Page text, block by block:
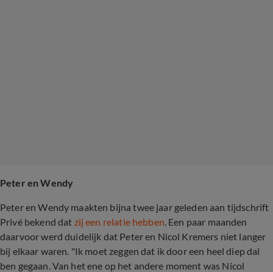
Peter en Wendy
Peter en Wendy maakten bijna twee jaar geleden aan tijdschrift
Privé bekend dat zij een relatie hebben. Een paar maanden
daarvoor werd duidelijk dat Peter en Nicol Kremers niet langer
bij elkaar waren. "Ik moet zeggen dat ik door een heel diep dal
ben gegaan. Van het ene op het andere moment was Nicol